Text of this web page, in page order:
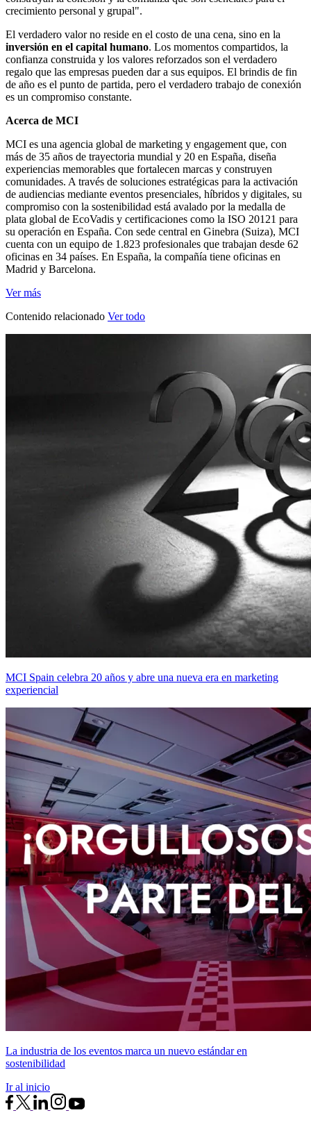
crecimiento personal y grupal".
El verdadero valor no reside en el costo de una cena, sino en la
inversión en el capital humano. Los momentos compartidos, la
confianza construida y los valores reforzados son el verdadero
regalo que las empresas pueden dar a sus equipos. El brindis de fin
de año es el punto de partida, pero el verdadero trabajo de conexión
es un compromiso constante.
Acerca de MCI
MCI es una agencia global de marketing y engagement que, con
más de 35 años de trayectoria mundial y 20 en España, diseña
experiencias memorables que fortalecen marcas y construyen
comunidades. A través de soluciones estratégicas para la activación
de audiencias mediante eventos presenciales, híbridos y digitales, su
compromiso con la sostenibilidad está avalado por la medalla de
plata global de EcoVadis y certificaciones como la ISO 20121 para
su operación en España. Con sede central en Ginebra (Suiza), MCI
cuenta con un equipo de 1.823 profesionales que trabajan desde 62
oficinas en 34 países. En España, la compañía tiene oficinas en
Madrid y Barcelona.
Ver más
Contenido relacionado Ver todo
MCI Spain celebra 20 años y abre una nueva era en marketing
experiencial
La industria de los eventos marca un nuevo estándar en
sostenibilidad
Ir al inicio